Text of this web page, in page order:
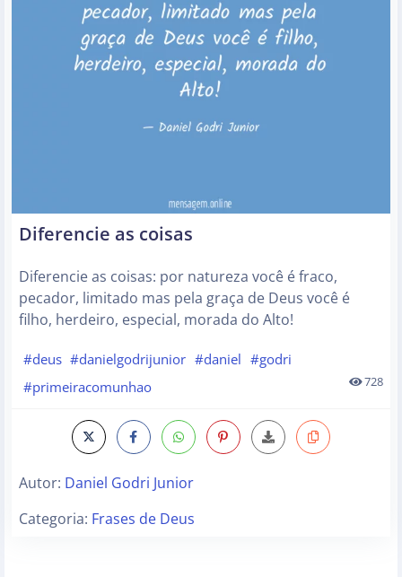
Diferencie as coisas
Diferencie as coisas: por natureza você é fraco,
pecador, limitado mas pela graça de Deus você é
filho, herdeiro, especial, morada do Alto!
#deus #danielgodrijunior #daniel #godri
#primeiracomunhao
728
Autor: Daniel Godri Junior
Categoria: Frases de Deus